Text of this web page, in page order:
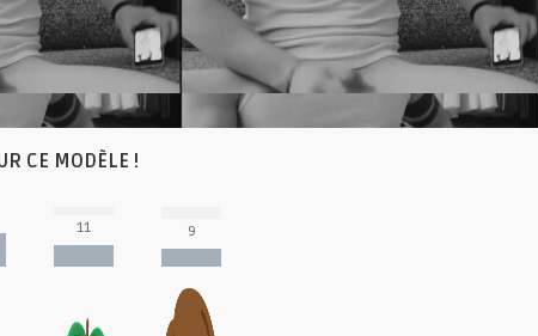
CE MODÈLE !
11 9